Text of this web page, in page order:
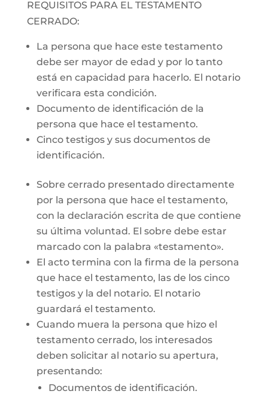
REQUISITOS PARA EL TESTAMENTO
CERRADO:
La persona que hace este testamento
debe ser mayor de edad y por lo tanto
está en capacidad para hacerlo. El notario
verificara esta condición.
Documento de identificación de la
persona que hace el testamento.
Cinco testigos y sus documentos de
identificación.
Sobre cerrado presentado directamente
por la persona que hace el testamento,
con la declaración escrita de que contiene
su última voluntad. El sobre debe estar
marcado con la palabra «testamento».
El acto termina con la firma de la persona
que hace el testamento, las de los cinco
testigos y la del notario. El notario
guardará el testamento.
Cuando muera la persona que hizo el
testamento cerrado, los interesados
deben solicitar al notario su apertura,
presentando:
Documentos de identificación.